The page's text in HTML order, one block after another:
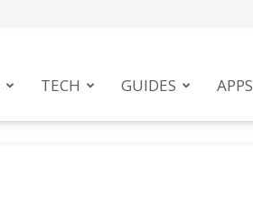
TECH GUIDES APPS